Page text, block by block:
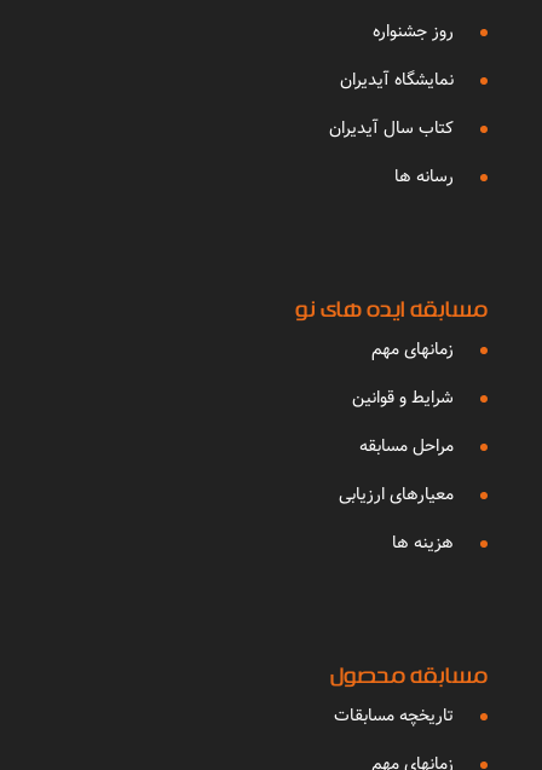
کتاب سال آیدیران
رسانه ها
مراحل مسابقه
معیارهای ارزیابی
هزینه ها
شرایط و قوانین
معیارهای ارزیابی